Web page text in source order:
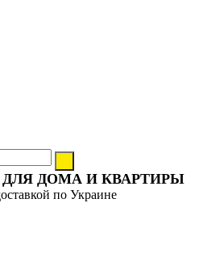
ДОМА И КВАРТИРЫ
по Украине